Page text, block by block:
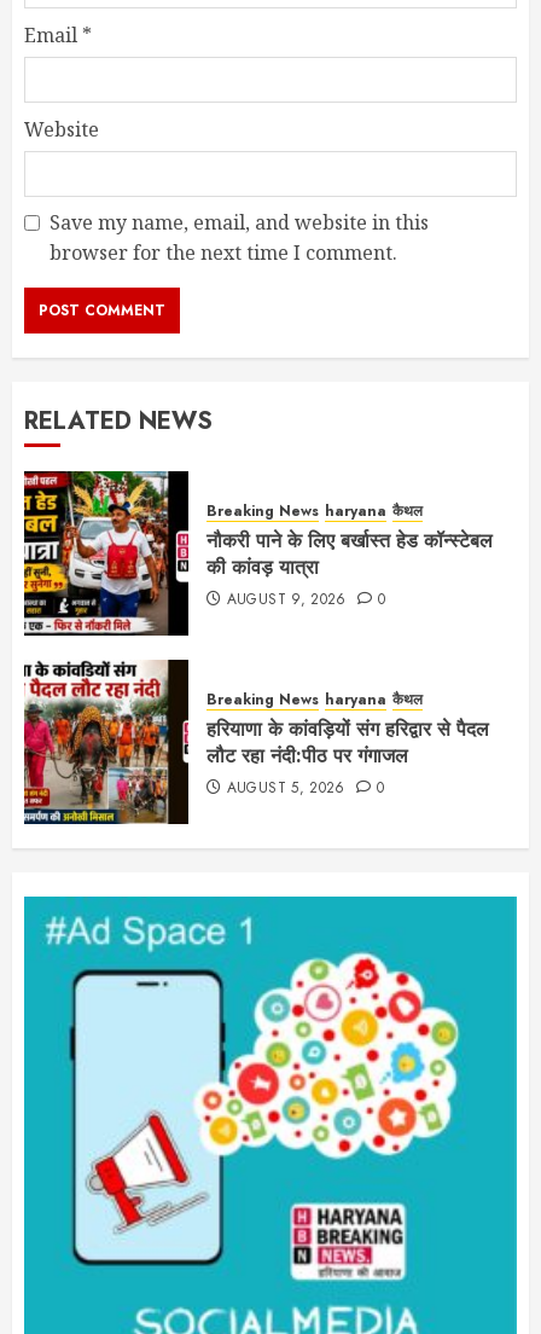
Email *
Website
Save my name, email, and website in this
browser for the next time I comment.
RELATED NEWS
Breaking News haryana कैथल
नौकरी पाने के लिए बर्खास्त हेड कॉन्स्टेबल
की कांवड़ यात्रा
AUGUST 9, 2026 0
Breaking News haryana कैथल
हरियाणा के कांवड़ियों संग हरिद्वार से पैदल
लौट रहा नंदी:पीठ पर गंगाजल
AUGUST 5, 2026 0